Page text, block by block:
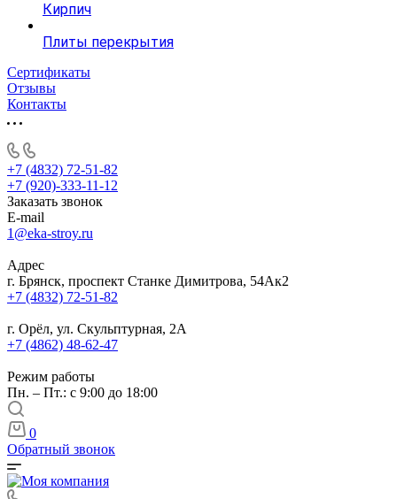
Кирпич
Плиты перекрытия
Сертификаты
Отзывы
Контакты
+7 (4832) 72-51-82
+7 (920)-333-11-12
Заказать звонок
E-mail
1@eka-stroy.ru
Адрес
г. Брянск, проспект Станке Димитрова, 54Ак2
+7 (4832) 72-51-82
г. Орёл, ул. Скульптурная, 2А
+7 (4862) 48-62-47
Режим работы
Пн. – Пт.: с 9:00 до 18:00
0
Обратный звонок